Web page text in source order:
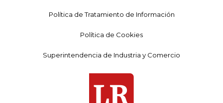
Política de Tratamiento de Información
Política de Cookies
Superintendencia de Industria y Comercio